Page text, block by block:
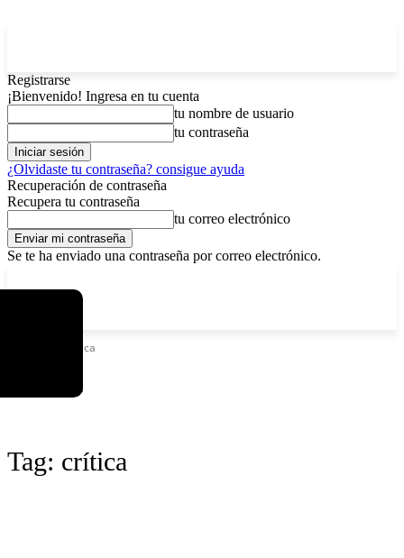
Registrarse
¡Bienvenido! Ingresa en tu cuenta
tu nombre de usuario
tu contraseña
¿Olvidaste tu contraseña? consigue ayuda
Recuperación de contraseña
Recupera tu contraseña
tu correo electrónico
Se te ha enviado una contraseña por correo electrónico.
Crítica
Tag: crítica